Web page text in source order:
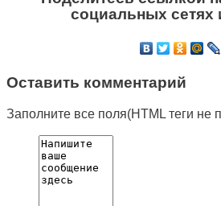
социальных сетях
Оставить комментарий
Заполните все поля(HTML теги не